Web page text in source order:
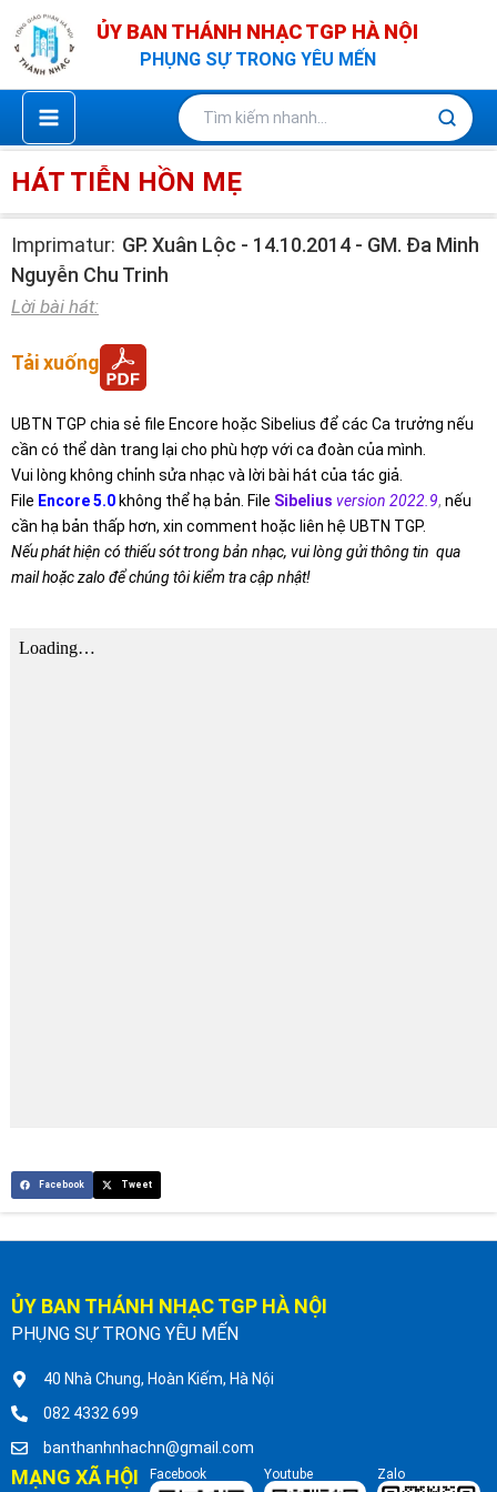
Nhảy
tới
nội
dung
ỦY BAN THÁNH NHẠC TGP HÀ NỘI
PHỤNG SỰ TRONG YÊU MẾN
HÁT TIỄN HỒN MẸ
Imprimatur: GP. Xuân Lộc - 14.10.2014 - GM. Đa Minh
Nguyễn Chu Trinh
Lời bài hát:
Tải xuống
UBTN TGP chia sẻ file Encore hoặc Sibelius để các Ca trưởng nếu
cần có thể dàn trang lại cho phù hợp với ca đoàn của mình.
Vui lòng không chỉnh sửa nhạc và lời bài hát của tác giả.
File Encore 5.0 không thể hạ bản. File Sibelius version 2022.9, nếu
cần hạ bản thấp hơn, xin comment hoặc liên hệ UBTN TGP.
Nếu phát hiện có thiếu sót trong bản nhạc, vui lòng gửi thông tin qua
mail hoặc zalo để chúng tôi kiểm tra cập nhật!
Facebook Tweet
ỦY BAN THÁNH NHẠC TGP HÀ NỘI
PHỤNG SỰ TRONG YÊU MẾN
40 Nhà Chung, Hoàn Kiếm, Hà Nội
082 4332 699
banthanhnhachn@gmail.com
MẠNG XÃ HỘI Facebook Youtube Zalo